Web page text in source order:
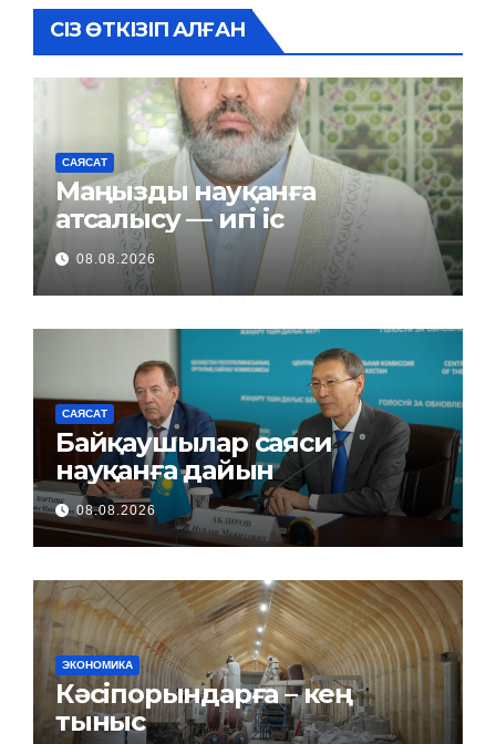
СІЗ ӨТКІЗІП АЛҒАН
САЯСАТ
Маңызды науқанға
атсалысу — игі іс
08.08.2026
САЯСАТ
Байқаушылар саяси
науқанға дайын
08.08.2026
ЭКОНОМИКА
Кәсіпорындарға – кең
тыныс